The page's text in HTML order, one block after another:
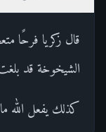
قال زكريا فرحًا
الشيخوخة قد بلغت
كذلك يفعل الله ما